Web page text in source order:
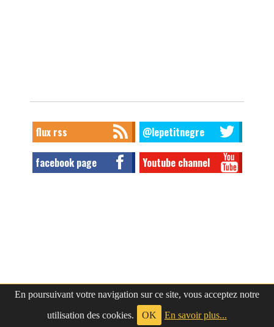
En poursuivant votre navigation sur ce site, vous acceptez notre
utilisation des cookies.
OK En savoir plus...
flux rss @lepetitnegre
facebook page Youtube channel